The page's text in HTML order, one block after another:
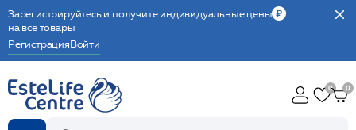
Зарегистрируйтесь и получите индивидуальные цены
на все товары
РегистрацияВойти